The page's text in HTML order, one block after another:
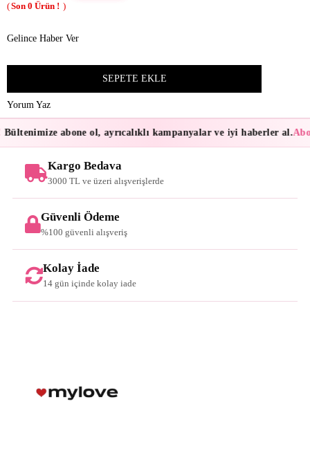
0
Gelince Haber Ver
Yorum Yaz
abone ol, ayrıcalıklı kampanyalar ve iyi haberler al.
Kargo Bedava
3000 TL ve üzeri alışverişlerde
Güvenli Ödeme
%100 güvenli alışveriş
Kolay İade
14 gün içinde kolay iade